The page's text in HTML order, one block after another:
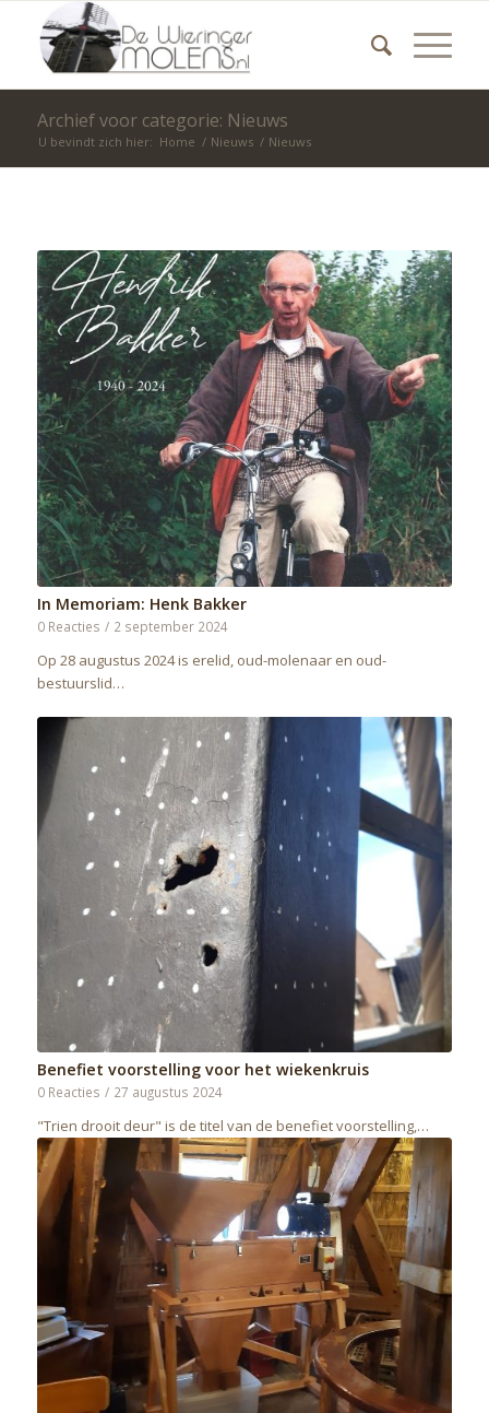
Archief voor categorie: Nieuws
U bevindt zich hier: Home / Nieuws / Nieuws
In Memoriam: Henk Bakker
0 Reacties / 2 september 2024
Op 28 augustus 2024 is erelid, oud-molenaar en oud-
bestuurslid…
Benefiet voorstelling voor het wiekenkruis
0 Reacties / 27 augustus 2024
"Trien drooit deur" is de titel van de benefiet voorstelling,…